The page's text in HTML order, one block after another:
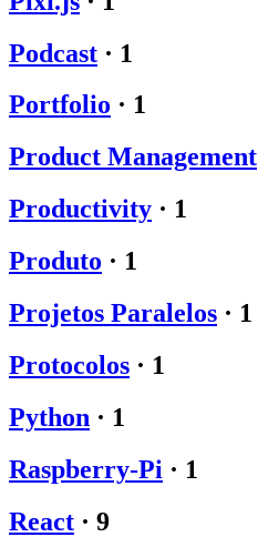
Podcast · 1
Portfolio · 1
Product Management
Productivity · 1
Produto · 1
Projetos Paralelos · 1
Protocolos · 1
Python · 1
Raspberry-Pi · 1
React · 9